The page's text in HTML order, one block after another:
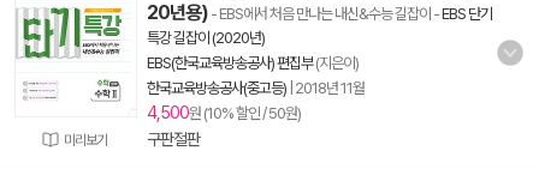
미리보기
20년용) - EBS에서 처음 만나는 내신&수능 길잡이 -EBS 단기
특강 길잡이 (2020년)
EBS(한국교육방송공사) 편집부(지은이)
한국교육방송공사(중고등) 2018년 11월
4,500원 (10% 할인 / 50원)
구판절판